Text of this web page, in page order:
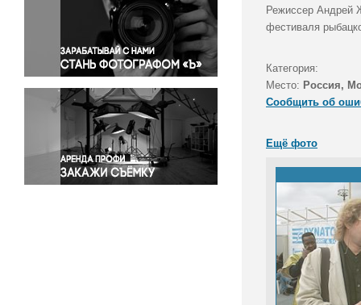
Политика
Правосудие
Происшествия и конфликты
Религия
Светская жизнь
Спорт
Экология
Экономика и бизнес
Режиссер Андрей
фестиваля
Категория:
Место: Россия,
Сообщить об
Ещё фото